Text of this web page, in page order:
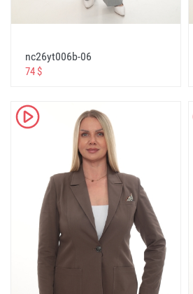
ucuz giyim toptancısı
дешевая одежда оптом
ملابس رخيصة بالجملة
toptan giyim + düşük fiyatlar
wholesale clothing + low prices
одежда оптом +по низким
ملابس بالجملة + أسعار منخفضة
çevrimiçi giyim mağazası
online clothing store wholesale
интернет магазин одежды
بالجملة + و + التجزئة
stella giyim türkiye resmi web
nc26yt006b-06
74 $
K